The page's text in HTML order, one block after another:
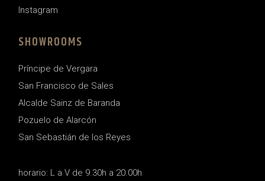
Instagram
SHOWROOMS
Príncipe de Vergara
San Francisco de Sales
Alcalde Sainz de Baranda
Pozuelo de Alarcón
San Sebastián de los Reyes
horario: L a V de 9.30h a 20.00h